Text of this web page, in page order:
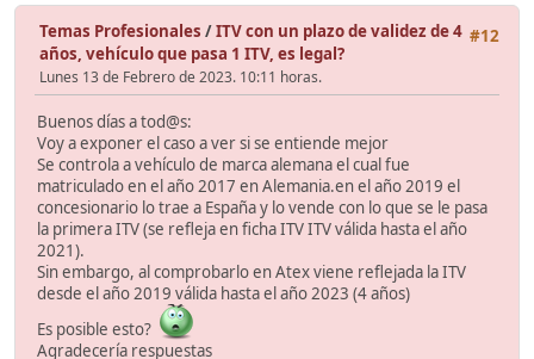
#12
Temas Profesionales /ITV con un plazo de validez de 4
años, vehículo que pasa 1 ITV, es legal?
Lunes 13 de Febrero de 2023. 10:11 horas.
Buenos días a tod@s:
Voy a exponer el caso a ver si se entiende mejor
Se controla a vehículo de marca alemana el cual fue
matriculado en el año 2017 en Alemania.en el año 2019 el
concesionario lo trae a España y lo vende con lo que se le pasa
la primera ITV (se refleja en ficha ITV ITV válida hasta el año
2021).
Sin embargo, al comprobarlo en Atex viene reflejada la ITV
desde el año 2019 válida hasta el año 2023 (4 años)
Es posible esto?
Agradecería respuestas